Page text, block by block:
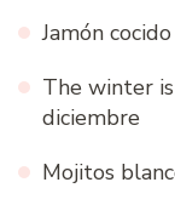
Jamón
The winter
diciembre
Mojitos